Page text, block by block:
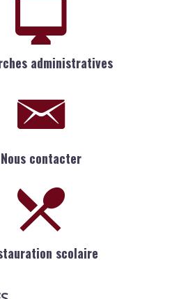
administratives
Nous contacter
scolaire